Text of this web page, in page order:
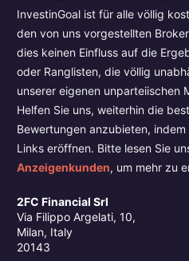
InvestinGoal ist für alle völlig
den von uns vorgestellten
dies keinen Einfluss auf die
oder Ranglisten, die völlig
unserer eigenen unparteiischen
Helfen Sie uns, weiterhin die
Bewertungen anzubieten,
Links eröffnen. Bitte lesen Sie
Anzeigenkunden, um mehr zu
2FC Financial Srl
Via Filippo Argelati, 10,
Milan, Italy
20143